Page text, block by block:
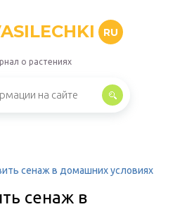
RU
о растениях
сенаж в домашних условиях
сенаж в